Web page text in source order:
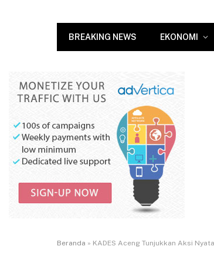
BREAKING NEWS EKONOMI
Beranda » KADES Aceng Tunjukkan Aksi